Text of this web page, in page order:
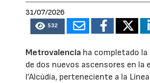
31/07/2026
532
Metrovalencia ha completado
de dos nuevos ascensores en la
l'Alcúdia, perteneciente a la